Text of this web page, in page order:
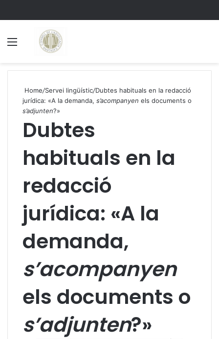
Home/Servei lingüístic/Dubtes habituals en la redacció
jurídica: «A la demanda, s’acompanyen els documents o
s’adjunten?»
Dubtes
habituals en la
redacció
jurídica: «A la
demanda,
s’acompanyen
els documents o
s’adjunten?»